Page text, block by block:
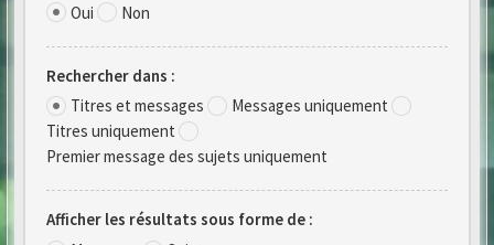
Oui
Non
Rechercher dans :
Titres et messages
Messages uniquement
Titres uniquement
Premier message des sujets uniquement
Afficher les résultats sous forme de :